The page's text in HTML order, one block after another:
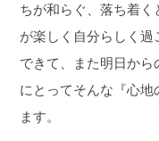
ちが和らぐ、落ち着く
が楽しく自分らしく過
できて、また明日から
にとってそんな『心
ます。